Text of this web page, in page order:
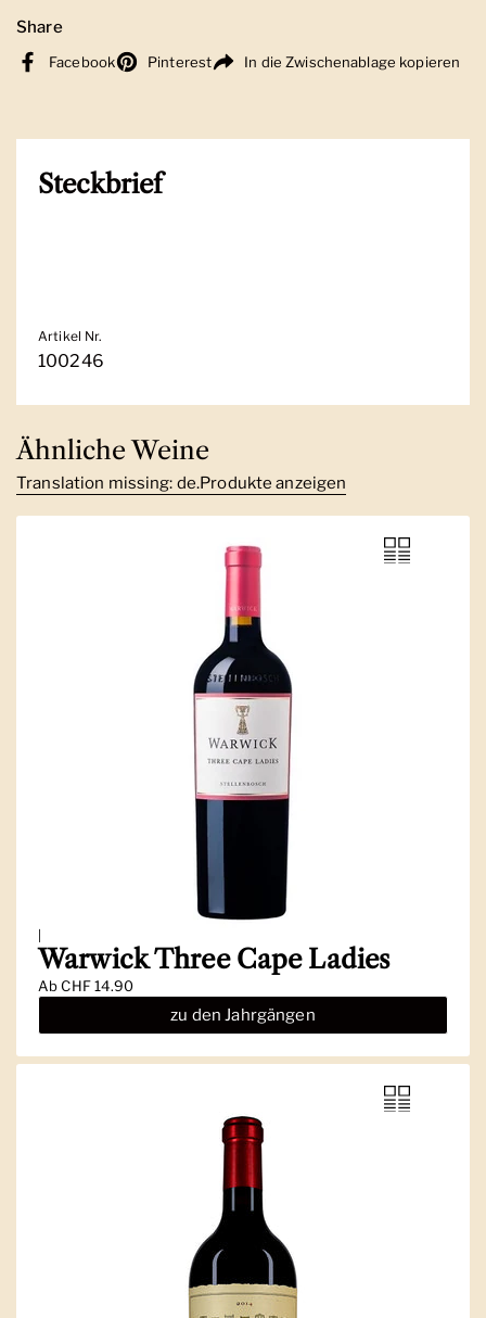
Share
Facebook Pinterest In die Zwischenablage kopieren
Steckbrief
Artikel Nr.
100246
Ähnliche Weine
Translation missing: de.Produkte anzeigen
Warwick Three Cape Ladies
AbCHF 14.90
zu den Jahrgängen